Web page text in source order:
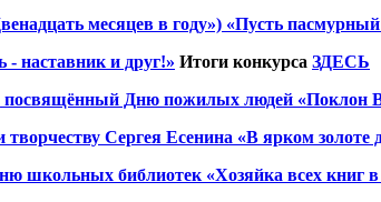
месяцев в году») «Пусть
наставник и друг!» Итоги конкурса ЗДЕСЬ
посвящённый Дню пожилых людей «Поклон
Сергея Есенина «В ярком золоте
школьных библиотек «Хозяйка всех книг